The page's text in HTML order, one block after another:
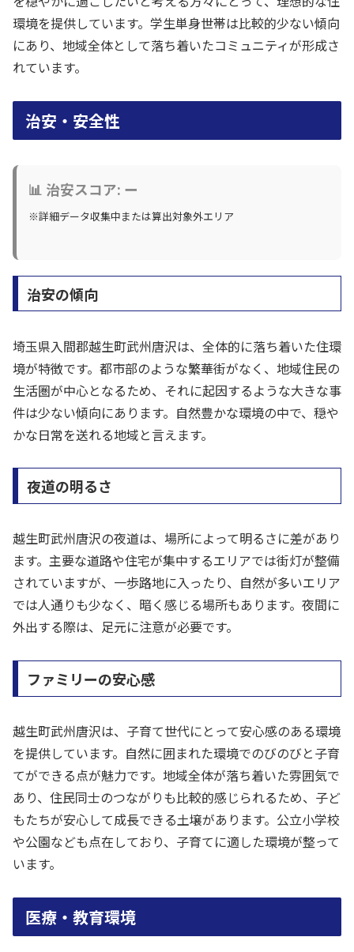
環境を提供しています。学生単身世帯は比較的少ない傾向
にあり、地域全体として落ち着いたコミュニティが形成さ
れています。
治安・安全性
📊 治安スコア: ー
※詳細データ収集中または算出対象外エリア
治安の傾向
埼玉県入間郡越生町武州唐沢は、全体的に落ち着いた住環
境が特徴です。都市部のような繁華街がなく、地域住民の
生活圏が中心となるため、それに起因するような大きな事
件は少ない傾向にあります。自然豊かな環境の中で、穏や
かな日常を送れる地域と言えます。
夜道の明るさ
越生町武州唐沢の夜道は、場所によって明るさに差があり
ます。主要な道路や住宅が集中するエリアでは街灯が整備
されていますが、一歩路地に入ったり、自然が多いエリア
では人通りも少なく、暗く感じる場所もあります。夜間に
外出する際は、足元に注意が必要です。
ファミリーの安心感
越生町武州唐沢は、子育て世代にとって安心感のある環境
を提供しています。自然に囲まれた環境でのびのびと子育
てができる点が魅力です。地域全体が落ち着いた雰囲気で
あり、住民同士のつながりも比較的感じられるため、子ど
もたちが安心して成長できる土壌があります。公立小学校
や公園なども点在しており、子育てに適した環境が整って
います。
医療・教育環境